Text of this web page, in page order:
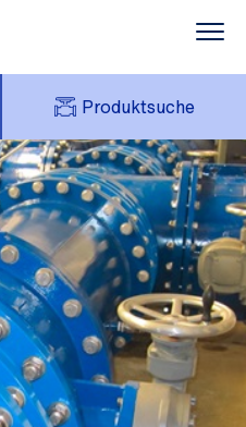
Produktsuche
ANFRAGE
MEIN AVK
AVK HOLDING (GROUP)
PREISLISTE